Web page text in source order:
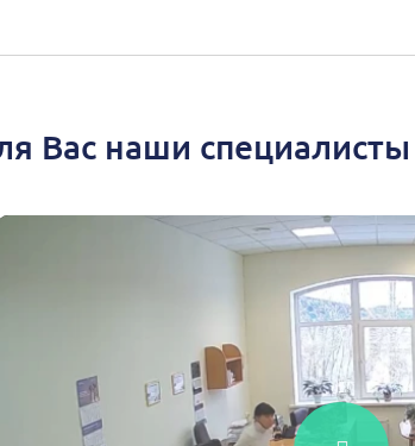
Вас наши специалисты